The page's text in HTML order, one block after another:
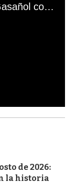
El mal momento de Yanina Gasañol con un hincha argentino en "Subrayado"
de 2026:
la historia